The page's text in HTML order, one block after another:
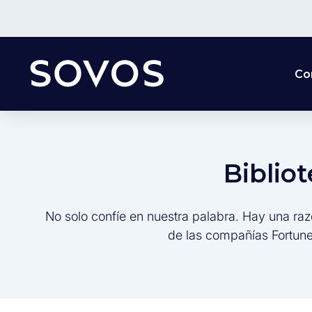
No solo confíe en nuestra palabra. Hay una
de las compañías